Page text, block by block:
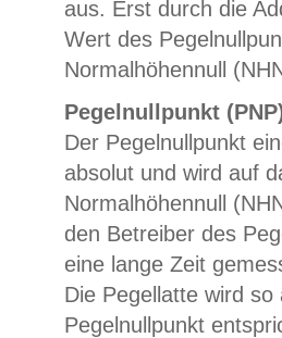
aus. Erst durch die
Wert des
Normalhöhennull
Pegelnullpunkt
Der Pegelnullpunkt
absolut und wird auf
Normalhöhennull
den Betreiber des
eine lange Zeit
Die Pegellatte wird
Pegelnullpunkt